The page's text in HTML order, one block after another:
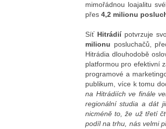
mimořádnou loajalitu
přes 4,2 milionu
Síť Hitrádiípotvrzuje
milionu posluchačů,
Hitrádia dlouhodobě
platformou pro efektivní
programové a
publikum, více k tomu
na Hitrádiích ve finále
regionální studia a dát
nicméně to, že už třetí
podíl na trhu, nás velmi